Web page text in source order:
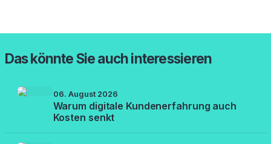
Das könnte Sie auch interessieren
06. August 2026
Warum digitale Kundenerfahrung auch
Kosten senkt